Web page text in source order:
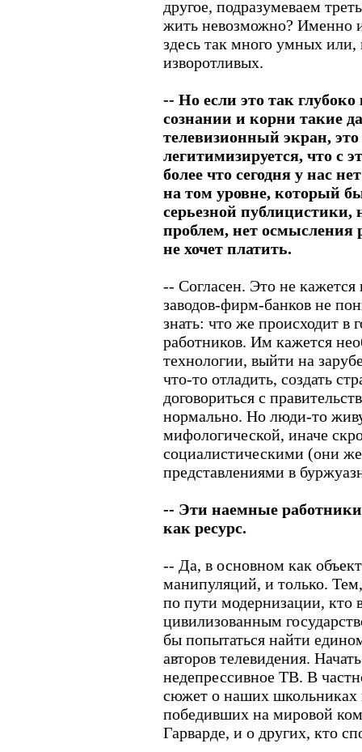
другое, подразумеваем
жить невозможно? Именно
здесь так много умных
изворотливых.
-- Но если это так
сознании и корни такие
телевизионный экран, это
легитимизируется, что с
более что сегодня у нас
на том уровне, который
серьезной публицистики,
проблем, нет осмысления
не хочет платить.
-- Согласен. Это не
заводов-фирм-банков не
знать: что же происходит в
работников. Им кажется
технологии, выйти на
что-то отладить, создать
договориться с
нормально. Но люди-то
мифологической, иначе
социалистическими (они
представлениями в
-- Эти наемные
как ресурс.
-- Да, в основном как
манипуляций, и только. Тем,
по пути модернизации, кто
цивилизованным
бы попытаться найти
авторов телевидения.
недепрессивное ТВ. В
сюжет о наших
победивших на мировой
Гарварде, и о других, кто